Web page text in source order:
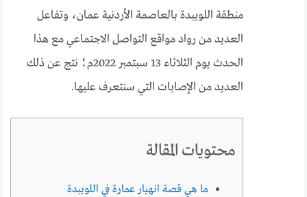
منطقة اللويبدة بالعاصمة الأردنية عمان، وتفاعل
العديد من رواد مواقع التواصل الاجتماعي مع هذا
الحدث يوم الثلاثاء 13 سبتمبر 2022م؛ نتج عن ذلك
العديد من الإصابات التي سنتعرف عليها.
محتويات المقالة
ما هي قصة انهيار عمارة في اللويبدة